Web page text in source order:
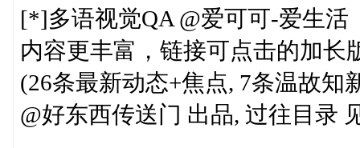
[*]多语视觉QA @爱可可-爱生活
内容更丰富，链接可点击的加长
(26条最新动态+焦点, 7条温故知
@好东西传送门 出品, 过往目录